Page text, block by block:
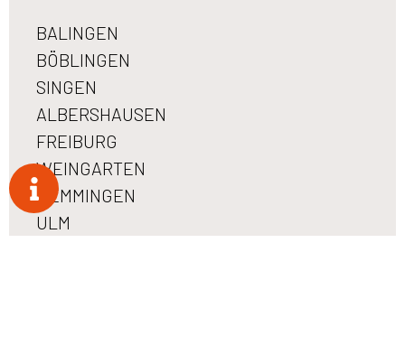
BALINGEN
BÖBLINGEN
SINGEN
ALBERSHAUSEN
FREIBURG
WEINGARTEN
MEMMINGEN
ULM